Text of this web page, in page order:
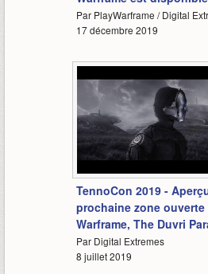
Par PlayWarframe / Digital
17 décembre 2019
TennoCon 2019 -
prochaine zone ouverte
Warframe, The Duvri
Par Digital Extremes
8 juillet 2019